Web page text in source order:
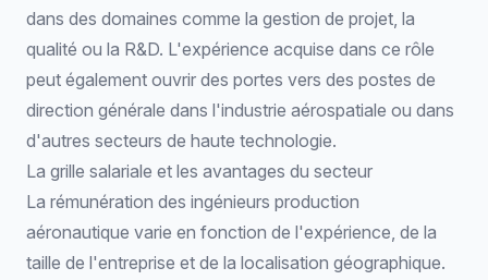
dans des domaines comme la gestion de projet, la
qualité ou la R&D. L'expérience acquise dans ce rôle
peut également ouvrir des portes vers des postes de
direction générale dans l'industrie aérospatiale ou dans
d'autres secteurs de haute technologie.
La grille salariale et les avantages du secteur
La rémunération des ingénieurs production
aéronautique varie en fonction de l'expérience, de la
taille de l'entreprise et de la localisation géographique.